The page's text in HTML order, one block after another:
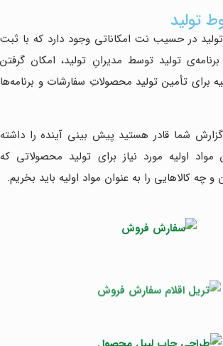
تولید
در حسیب نت امکاناتی وجود دارد که با ثبت
تولید توسط مدیرانِ تولید، امکان گرفتن
برای تأمین تولید محصولاتِ سفارشات و برنامه‌ها
شما قادر هستید پیش بینی آینده را داشته
اولیه مورد نیاز برای تولید محصولاتی که
چه کالاهایی را به عنوان مواد اولیه باید بخریم.